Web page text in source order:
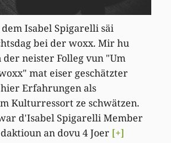
dem Isabel Spigarelli säi
bei der woxx. Mir hu
neister Folleg vun "Um
mat eiser geschätzter
Erfahrungen als
Kulturressort ze schwätzen.
d'Isabel Spigarelli Member
an dovu 4 Joer [+]